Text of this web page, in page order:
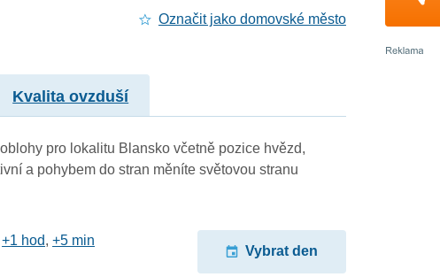
Označit jako domovské město
Kvalita ovzduší
pro lokalitu Blansko včetně pozice hvězd,
a pohybem do stran měníte světovou stranu
+1 hod,+5 min
Vybrat den